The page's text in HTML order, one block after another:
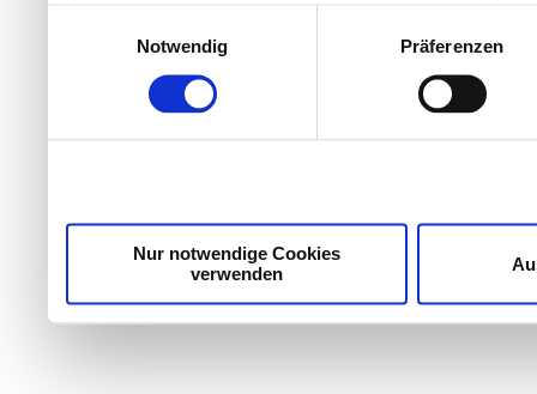
Entwicklung von
entscheiden darüber,
Trigger Symbol ändern
Notwendig
Präferenzen
Nur notwendige Cookies
verwenden